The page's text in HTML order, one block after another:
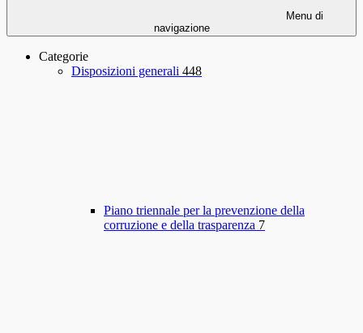
Menu di
navigazione
Categorie
Disposizioni generali 448
Piano triennale per la prevenzione della
corruzione e della trasparenza 7